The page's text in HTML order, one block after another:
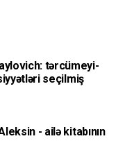
tərcümeyi-
seçilmiş
- ailə kitabının